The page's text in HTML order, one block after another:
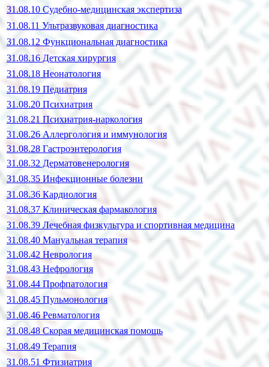
31.08.10 Судебно-медицинская экспертиза
31.08.11 Ультразвуковая диагностика
31.08.12 Функциональная диагностика
31.08.16 Детская хирургия
31.08.18 Неонатология
31.08.19 Педиатрия
31.08.20 Психиатрия
31.08.21 Психиатрия-наркология
31.08.26 Аллергология и иммунология
31.08.28 Гастроэнтерология
31.08.32 Дерматовенерология
31.08.35 Инфекционные болезни
31.08.36 Кардиология
31.08.37 Клиническая фармакология
31.08.39 Лечебная физкультура и спортивная медицина
31.08.40 Мануальная терапия
31.08.42 Неврология
31.08.43 Нефрология
31.08.44 Профпатология
31.08.45 Пульмонология
31.08.46 Ревматология
31.08.48 Скорая медицинская помощь
31.08.49 Терапия
31.08.51 Фтизиатрия